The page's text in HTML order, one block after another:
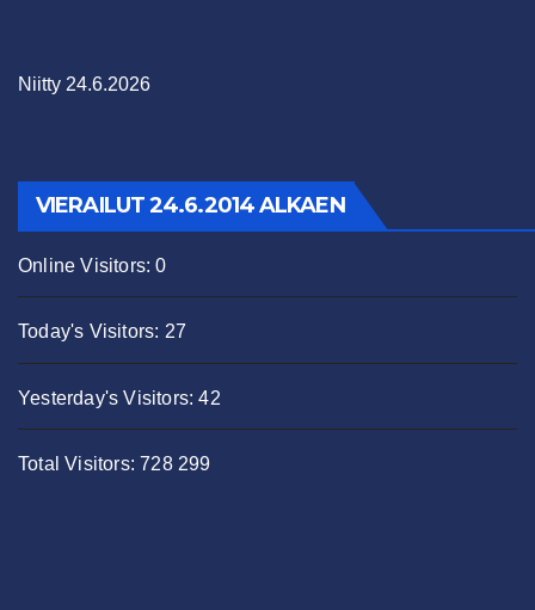
Niitty 24.6.2026
VIERAILUT 24.6.2014 ALKAEN
Online Visitors:0
Today's Visitors: 27
Yesterday's Visitors:42
Total Visitors:728 299